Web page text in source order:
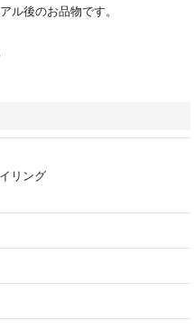
ル後のお品物です。
リング